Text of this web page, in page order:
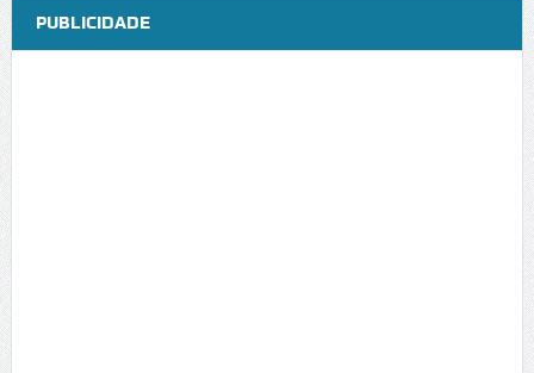
PUBLICIDADE